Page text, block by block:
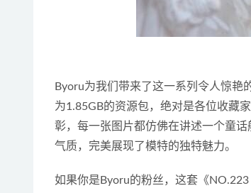
Byoru为我们带来了这一系列令人惊
为1.85GB的资源包，绝对是各位收藏
彰，每一张图片都仿佛在讲述一个童
气质，完美展现了模特的独特魅力。
如果你是Byoru的粉丝，这套《